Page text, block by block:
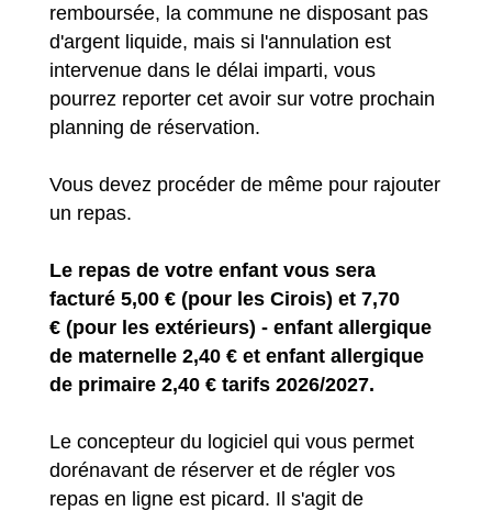
remboursée, la commune ne disposant pas
d'argent liquide, mais si l'annulation est
intervenue dans le délai imparti, vous
pourrez reporter cet avoir sur votre prochain
planning de réservation.
Vous devez procéder de même pour rajouter
un repas.
Le repas de votre enfant vous sera
facturé 5,00 € (pour les Cirois) et 7,70
€ (pour les extérieurs) - enfant allergique
de maternelle 2,40 € et enfant allergique
de primaire 2,40 € tarifs 2026/2027.
Le concepteur du logiciel qui vous permet
dorénavant de réserver et de régler vos
repas en ligne est picard. Il s'agit de